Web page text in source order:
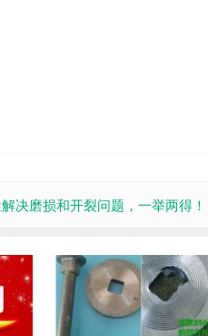
决磨损和开裂问题，一举两得！